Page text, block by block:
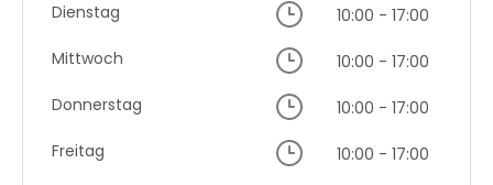
Dienstag
10:00 - 17:00
Mittwoch
10:00 - 17:00
Donnerstag
10:00 - 17:00
Freitag
10:00 - 17:00